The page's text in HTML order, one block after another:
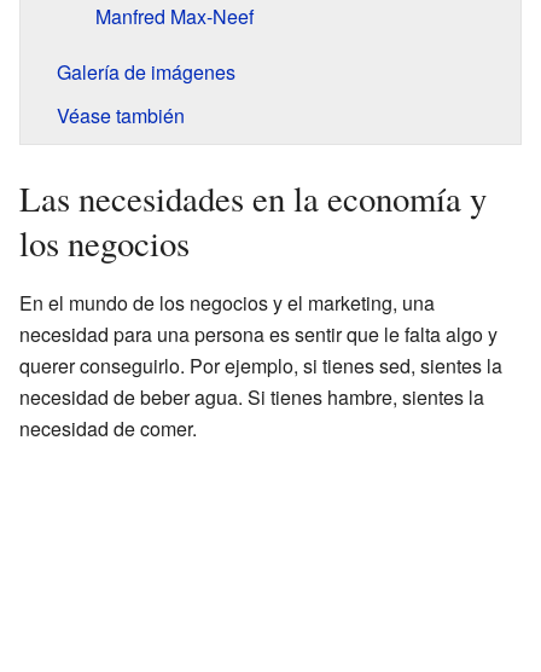
Manfred Max-Neef
Galería de imágenes
Véase también
Las necesidades en la economía y
los negocios
En el mundo de los negocios y el marketing, una
necesidad para una persona es sentir que le falta algo y
querer conseguirlo. Por ejemplo, si tienes sed, sientes la
necesidad de beber agua. Si tienes hambre, sientes la
necesidad de comer.